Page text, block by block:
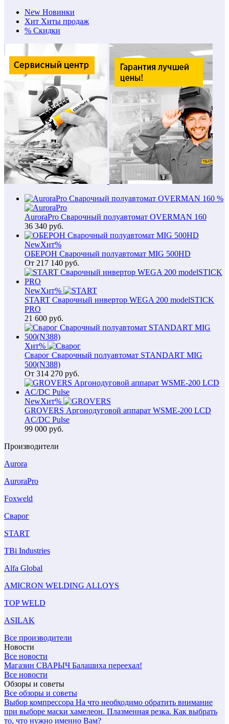
New Новинки
Хит Хиты продаж
% Скидки
%
AuroraPro Сварочный полуавтомат OVERMAN 160
36 340 руб.
NewХит%
ОБЕРОН Сварочный полуавтомат MIG 500HD
От 217 140 руб.
NewХит%
START Сварочный инвертор WEGA 200 modelSTICK
PRO
21 600 руб.
Хит%
Сварог Сварочный полуавтомат STANDART MIG
500(N388)
От 314 270 руб.
NewХит%
GROVERS Аргонодуговой аппарат WSME-200 LCD
AC/DC Pulse
99 000 руб.
Производители
Aurora
AuroraPro
Foxweld
Сварог
START
TBi Industries
Alfa Global
AMICRON WELDING ALLOYS
TOP WELD
ASILAK
Все производители
Новости
Все новости
Магазин СВАРЫЧ Балашиха переехал!
Все новости
Обзоры и советы
Все обзоры и советы
Выбор компрессора На что необходимо обратить внимание
при выборе маски хамелеон. Плазменная резка. Как выбрать
то, что нужно именно Вам?